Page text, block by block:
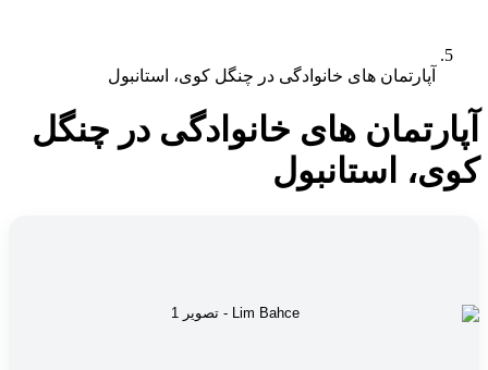
آپارتمان های خانوادگی در چنگل کوی، استانبول
آپارتمان های خانوادگی در چنگل
کوی، استانبول